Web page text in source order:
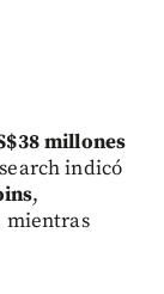
millones
indicó
,
mientras